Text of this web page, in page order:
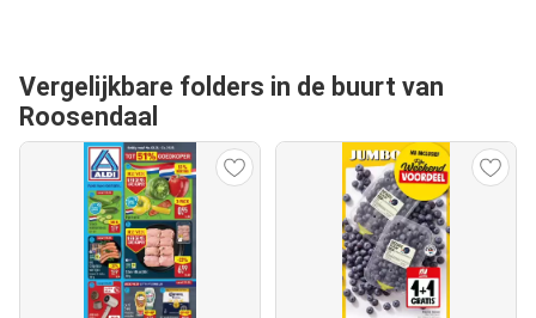
Vergelijkbare folders in de buurt van
Roosendaal